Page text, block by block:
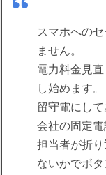
スマホへの
ません。
電力料金見
し始めます。
留守電にし
会社の固定電
担当者が折
ないかでボ